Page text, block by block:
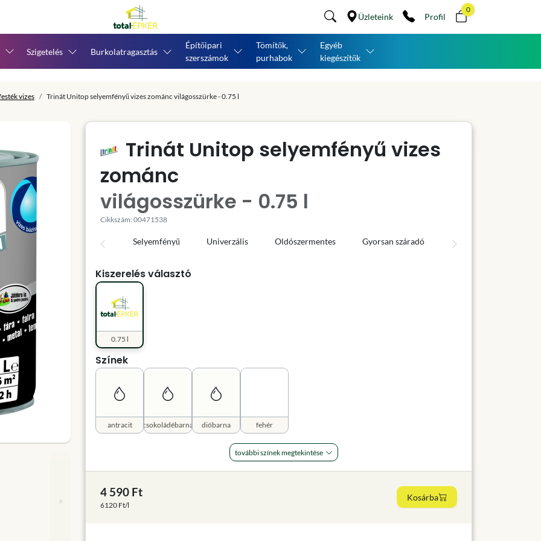
Üzleteink Profil
0
Szigetelés Burkolatragasztás
Építőipari
szerszámok
Tömítők,
purhabok
Egyéb
kiegészítők
vizes Trinát Unitop selyemfényű vizes zománc világosszürke - 0.75 l
»
Trinát Unitop selyemfényű vizes
zománc
világosszürke - 0.75 l
Cikkszám: 00471538
Selyemfényű Univerzális Oldószermentes Gyorsan száradó
Kiszerelés választó
0.75 l
Színek
antracit csokoládébarna dióbarna fehér
további színek megtekintése
4 590 Ft
6120 Ft/l
Kosárba